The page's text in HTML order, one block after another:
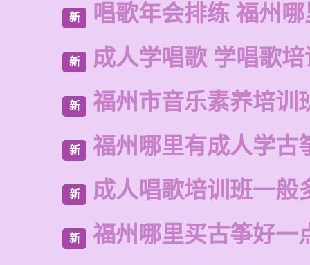
新 唱歌年会排练 福州
新 成人学唱歌 学唱歌培
新 福州市音乐素养培训
新 福州哪里有成人学古
新 成人唱歌培训班一般
新 福州哪里买古筝好一